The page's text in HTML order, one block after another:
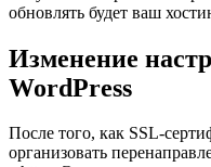
обновлять будет ваш
Изменение
WordPress
После того, как SSL-
организовать